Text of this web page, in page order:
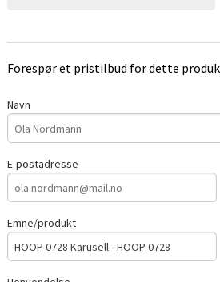
Forespør et pristilbud for dette
Navn
E-postadresse
Emne/produkt